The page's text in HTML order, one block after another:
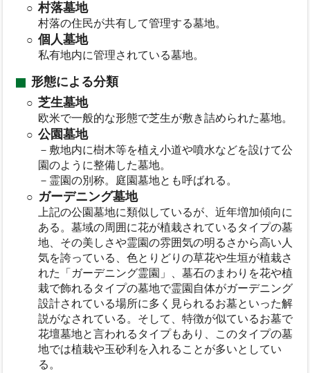
村落墓地
村落の住民が共有して管理する墓地。
個人墓地
私有地内に管理されている墓地。
形態による分類
芝生墓地
欧米で一般的な形態で芝生が敷き詰められた墓地。
公園墓地
－敷地内に樹木等を植え小道や噴水などを設けて公
園のように整備した墓地。
－霊園の別称。庭園墓地とも呼ばれる。
ガーデニング墓地
上記の公園墓地に類似しているが、近年増加傾向に
ある。墓域の周囲に花が植栽されているタイプの墓
地、その美しさや霊園の雰囲気の明るさから高い人
気を誇っている、色とりどりの草花や生垣が植栽さ
れた「ガーデニング霊園」、墓石のまわりを花や植
栽で飾れるタイプの墓地で霊園自体がガーデニング
設計されている場所に多く見られるお墓といった解
説がなされている。そして、特徴が似ているお墓で
花壇墓地と言われるタイプもあり、このタイプの墓
地では植栽や玉砂利を入れることが多いとしてい
る。